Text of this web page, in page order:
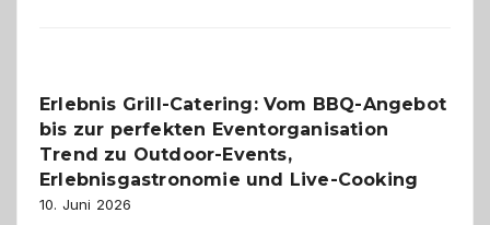
Gelegenheit,
neue
zu
Erlebnis Grill-Catering: Vom BBQ-Angebot
bis zur perfekten Eventorganisation
Trend zu Outdoor-Events,
Erlebnisgastronomie und Live-Cooking
10. Juni 2026